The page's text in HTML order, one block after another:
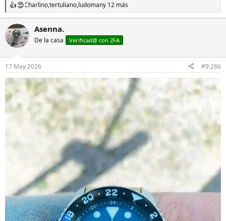
R
e
a
c
c
o
n
e
Charlino,tertuliano,ludomany 12 más
Asenna.
De la casa Verificad@ con 2FA
17 May 2026 #9.286